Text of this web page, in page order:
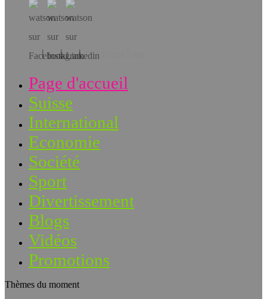
Téléchargez l’app!
Page d'accueil
Suisse
International
Economie
Société
Sport
Divertissement
Blogs
Vidéos
Promotions
Thèmes du moment